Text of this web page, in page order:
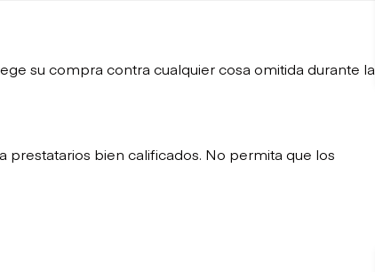
su compra contra cualquier cosa omitida durante la
bien calificados. No permita que los